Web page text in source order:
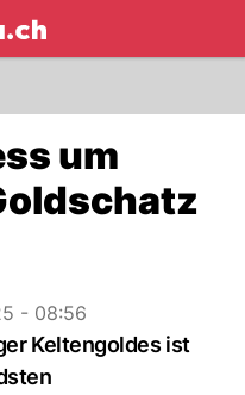
NAU.ch
um
- 08:56
Keltengoldes ist